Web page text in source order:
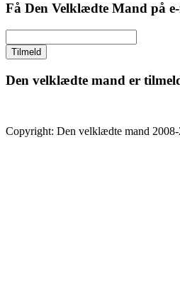
Få Den Velklædte Mand på
Den velklædte mand er
Copyright: Den velklædte mand